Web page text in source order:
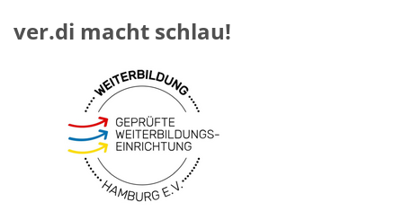
ver.di macht schlau!